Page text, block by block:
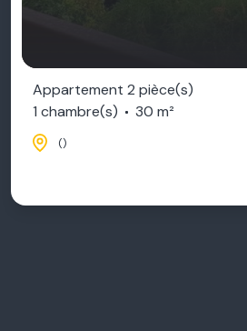
Appartement 2 pièce(s)
1 chambre(s)
30 m²
()